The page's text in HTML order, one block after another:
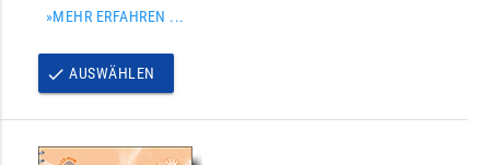
»MEHR ERFAHREN ...
done AUSWÄHLEN